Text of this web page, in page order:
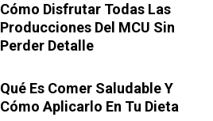
Cómo Disfrutar Todas Las
Producciones Del MCU Sin
Perder Detalle
Qué Es Comer Saludable Y
Cómo Aplicarlo En Tu Dieta